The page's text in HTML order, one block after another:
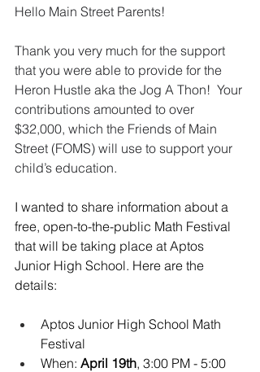
Hello Main Street Parents!
Thank you very much for the support
that you were able to provide for the
Heron Hustle aka the Jog A Thon!  Your
contributions amounted to over
$32,000, which the Friends of Main
Street (FOMS) will use to support your
child’s education.
I wanted to share information about a
free, open-to-the-public Math Festival
that will be taking place at Aptos
Junior High School. Here are the
details:
Aptos Junior High School Math
Festival
When: April 19th, 3:00 PM - 5:00